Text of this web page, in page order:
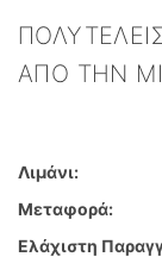
ΑΠΌ ΤΗΝ
Λιμάνι:
Μεταφορά:
Ελάχιστη